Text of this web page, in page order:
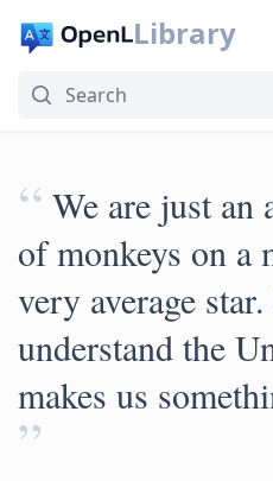
Library
“ We are just an
of monkeys on a
very average
understand the
makes us
”